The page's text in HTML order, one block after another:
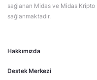
Hakkımızda
Destek Merkezi
sağlanan Midas ve Midas
sağlanmaktadır.